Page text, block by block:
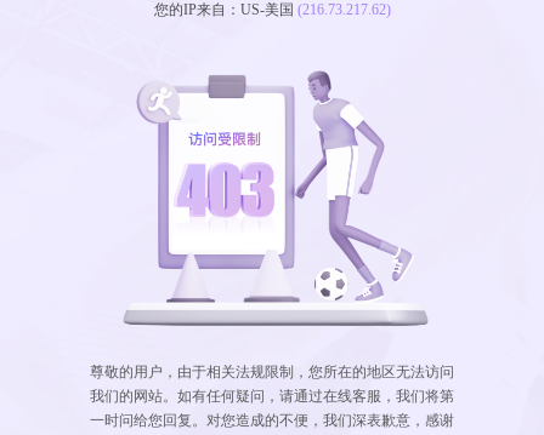
您的IP来自：US-美国 (216.73.217.62)
尊敬的用户，由于相关法规限制，您所在的地区无法访问
我们的网站。如有任何疑问，请通过在线客服，我们将第
一时问给您回复。对您造成的不便，我们深表歉意，感谢